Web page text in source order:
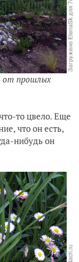
от прошлых
то цвело. Еще
что он есть,
нибудь он